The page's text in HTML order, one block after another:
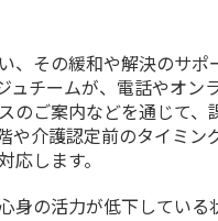
、その緩和や解決のサポ
ュチームが、電話やオン
のご案内などを通じて、
介護認定前のタイミン
します。
身の活力が低下している